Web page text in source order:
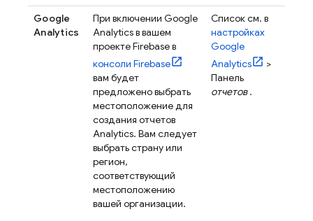
Google
Analytics
При включении Google
Analyticsв вашем
проекте Firebase в
консоли Firebase
вам будет
предложено выбрать
местоположение для
создания отчетов
Analytics. Вам следует
выбрать страну или
регион,
соответствующий
местоположению
вашей организации.
Список см. в
настройках
Google
Analytics
>
Панель
отчетов.